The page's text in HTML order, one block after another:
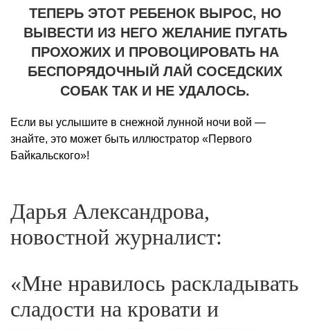
ТЕПЕРЬ ЭТОТ РЕБЕНОК ВЫРОС, НО
ВЫВЕСТИ ИЗ НЕГО ЖЕЛАНИЕ ПУГАТЬ
ПРОХОЖИХ И ПРОВОЦИРОВАТЬ НА
БЕСПОРЯДОЧНЫЙ ЛАЙ СОСЕДСКИХ
СОБАК ТАК И НЕ УДАЛОСЬ.
Если вы услышите в снежной лунной ночи вой —
знайте, это может быть иллюстратор «Первого
Байкальского»!
Дарья Александрова,
новостной журналист:
«Мне нравилось раскладывать
сладости на кровати и